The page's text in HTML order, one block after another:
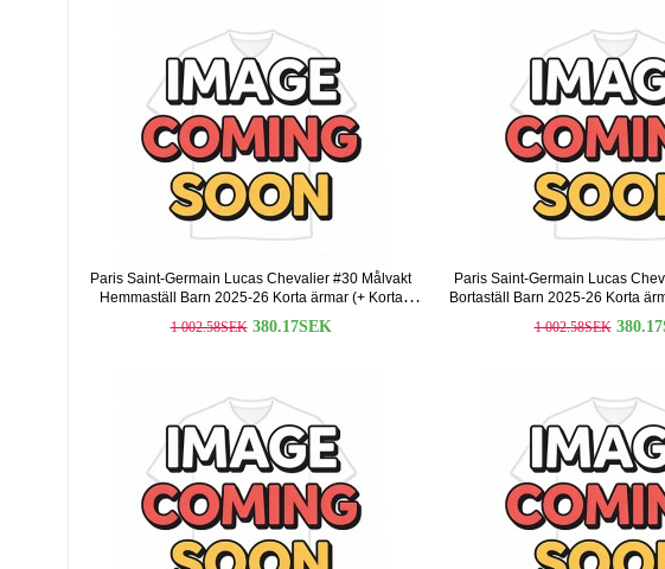
Paris Saint-Germain Lucas Chevalier #30 Målvakt
Hemmaställ Barn 2025-26 Korta ärmar (+ Korta
byxor)
1 002.58SEK 380.17SEK
Paris Saint-Germain Lucas
Bortaställ Barn 2025-26 Korta
1 002.58SEK